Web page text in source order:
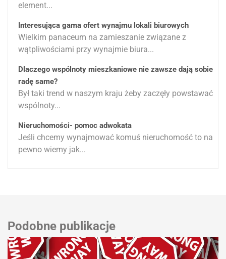
element...
Interesująca gama ofert wynajmu lokali biurowych
Wielkim panaceum na zamieszanie związane z
wątpliwościami przy wynajmie biura...
Dlaczego wspólnoty mieszkaniowe nie zawsze dają sobie
radę same?
Był taki trend w naszym kraju żeby zaczęły powstawać
wspólnoty...
Nieruchomości- pomoc adwokata
Jeśli chcemy wynajmować komuś nieruchomość to na
pewno wiemy jak...
Podobne publikacje